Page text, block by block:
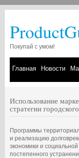
Покупай с умом!
Главная Новости
Использование
стратегии
Программы
и реализацию
экономики и
постепенного